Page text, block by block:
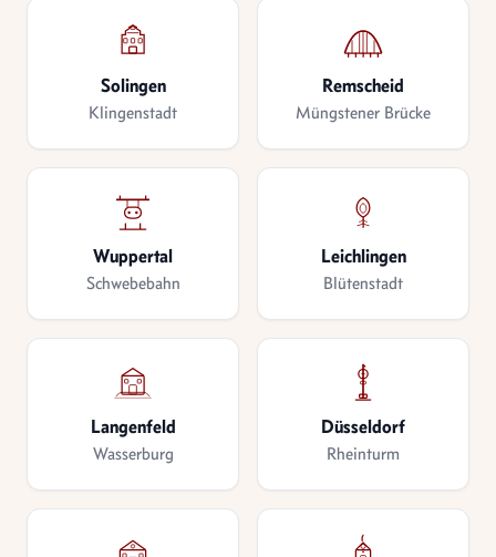
Solingen
Klingenstadt
Remscheid
Müngstener Brücke
Wuppertal
Schwebebahn
Leichlingen
Blütenstadt
Langenfeld
Wasserburg
Düsseldorf
Rheinturm